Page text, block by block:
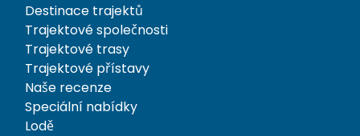
Destinace trajektů
Trajektové společnosti
Trajektové trasy
Trajektové přístavy
Naše recenze
Speciální nabídky
Lodě